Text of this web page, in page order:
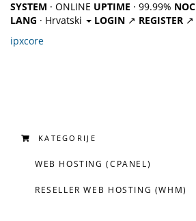
SYSTEM · ONLINE UPTIME · 99.99% NOC
LANG · Hrvatski LOGIN ↗ REGISTER ↗
ipxcore
KATEGORIJE
WEB HOSTING (CPANEL)
RESELLER WEB HOSTING (WHM)